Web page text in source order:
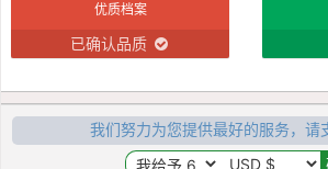
优质档案
已确认品质
我们努力为您提供最好的服务，请